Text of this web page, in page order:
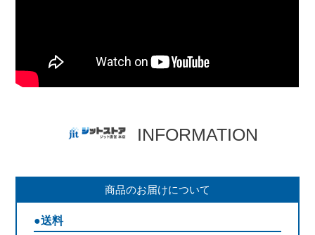
INFORMATION
商品のお届けについて
●送料